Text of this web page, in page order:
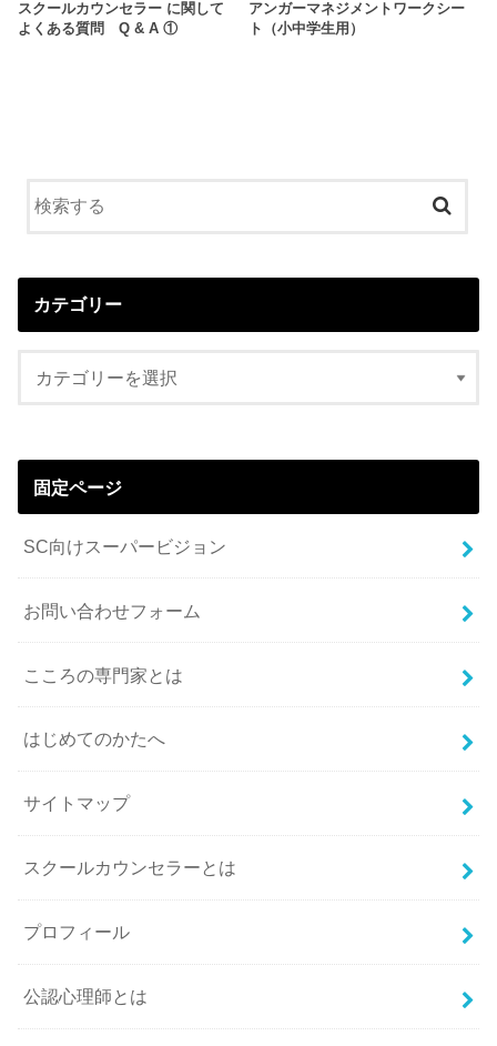
スクールカウンセラー に関して
よくある質問 Q & A ①
アンガーマネジメントワークシー
ト（小中学生用）
カテゴリー
固定ページ
SC向けスーパービジョン
お問い合わせフォーム
こころの専門家とは
はじめてのかたへ
サイトマップ
スクールカウンセラーとは
プロフィール
公認心理師とは